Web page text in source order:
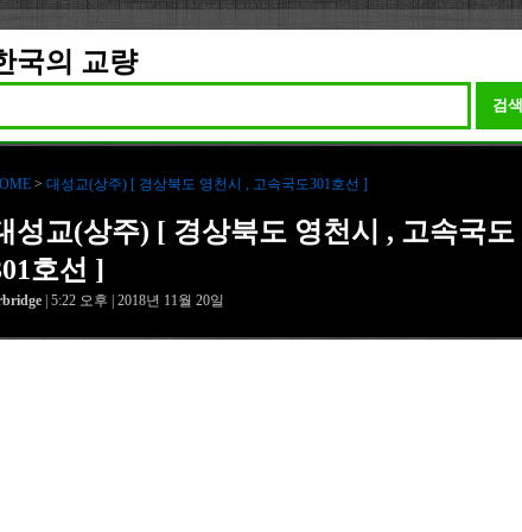
국의 교량
검색
> 대성교(상주) [ 경상북도 영천시 , 고속국도301호선 ]
성교(상주) [ 경상북도 영천시 , 고속국도
호선 ]
| 5:22 오후 | 2018년 11월 20일